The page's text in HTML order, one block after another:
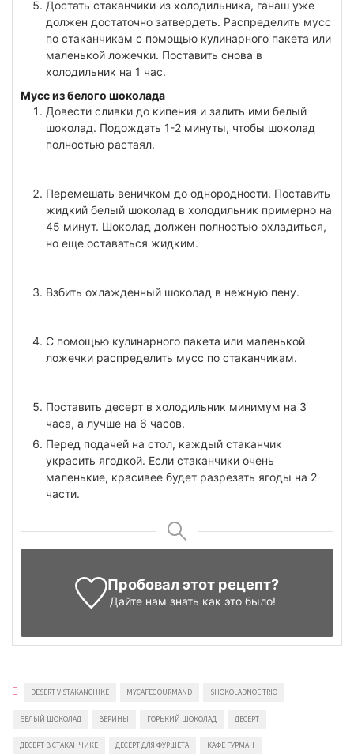
Достать стаканчики из холодильника, ганаш уже
должен достаточно затвердеть. Распределить мусс
по стаканчикам с помощью кулинарного пакета или
маленькой ложечки. Поставить снова в
холодильник на 1 час.
Мусс из белого шоколада
Довести сливки до кипения и залить ими белый
шоколад. Подождать 1-2 минуты, чтобы шоколад
полностью растаял.
Перемешать веничком до однородности. Поставить
жидкий белый шоколад в холодильник примерно на
45 минут. Шоколад должен полностью охладиться,
но еще оставаться жидким.
Взбить охлажденный шоколад в нежную пену.
С помощью кулинарного пакета или маленькой
ложечки распределить мусс по стаканчикам.
Поставить десерт в холодильник минимум на 3
часа, а лучше на 6 часов.
Перед подачей на стол, каждый стаканчик
украсить ягодкой. Если стаканчики очень
маленькие, красивее будет разрезать ягоды на 2
части.
Пробовал этот рецепт?
Дайте нам знать как это было!
DESERT V STAKANCHIKE MYCAFEGOURMAND SHOKOLADNOE TRIO
БЕЛЫЙ ШОКОЛАД ВЕРИНЫ ГОРЬКИЙ ШОКОЛАД ДЕСЕРТ
ДЕСЕРТ В СТАКАНЧИКЕ ДЕСЕРТ ДЛЯ ФУРШЕТА КАФЕ ГУРМАН